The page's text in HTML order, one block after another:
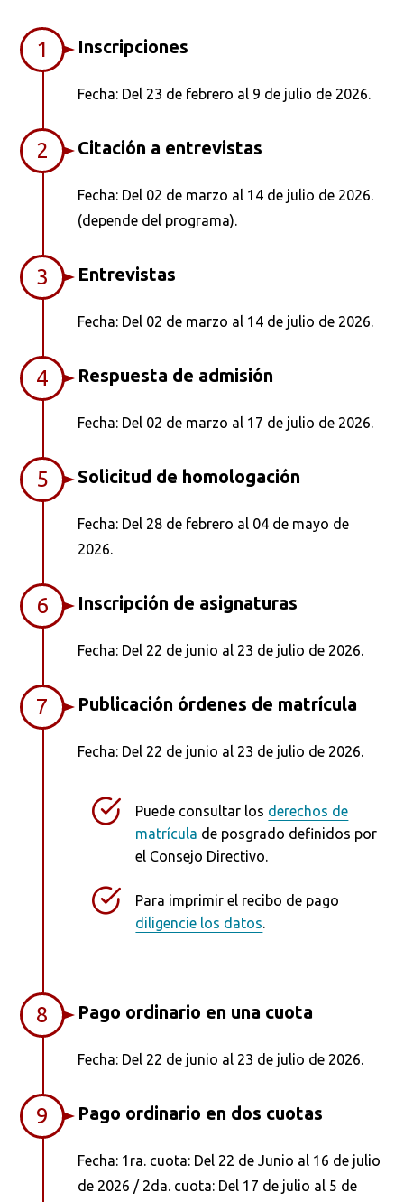
1 Inscripciones
Fecha: Del 23 de febrero al 9 de julio de 2026.
2 Citación a entrevistas
Fecha: Del 02 de marzo al 14 de julio de 2026.
(depende del programa).
3 Entrevistas
Fecha: Del 02 de marzo al 14 de julio de 2026.
4 Respuesta de admisión
Fecha: Del 02 de marzo al 17 de julio de 2026.
5 Solicitud de homologación
Fecha: Del 28 de febrero al 04 de mayo de
2026.
6 Inscripción de asignaturas
Fecha: Del 22 de junio al 23 de julio de 2026.
7 Publicación órdenes de matrícula
Fecha: Del 22 de junio al 23 de julio de 2026.
Puede consultar los derechos de
matrícula de posgrado definidos por
el Consejo Directivo.
Para imprimir el recibo de pago
diligencie los datos.
8 Pago ordinario en una cuota
Fecha: Del 22 de junio al 23 de julio de 2026.
9 Pago ordinario en dos cuotas
Fecha: 1ra. cuota: Del 22 de Junio al 16 de julio
de 2026 / 2da. cuota: Del 17 de julio al 5 de